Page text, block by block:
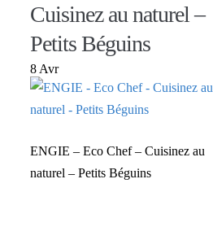
Cuisinez au naturel –
Petits Béguins
8 Avr
ENGIE – Eco Chef – Cuisinez au
naturel – Petits Béguins